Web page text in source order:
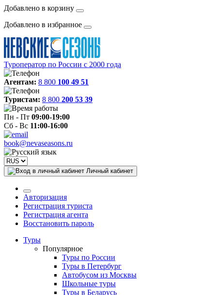
Добавлено в корзину
Добавлено в избранное
Туроператор по России с 2000 года
Агентам: 8 800 100 49 51
Туристам: 8 800 200 53 39
Пн - Пт 09:00-19:00
Сб - Вс 11:00-16:00
book@nevaseasons.ru
Личный кабинет
Авторизация
Регистрация туриста
Регистрация агента
Восстановить пароль
Туры
Популярное
Туры по России
Туры в Петербург
Автобусом из Москвы
Школьные туры
Туры в Беларусь